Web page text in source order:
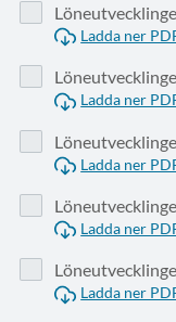
Ladda ner
Ladda ner
Ladda ner
Ladda ner
Ladda ner